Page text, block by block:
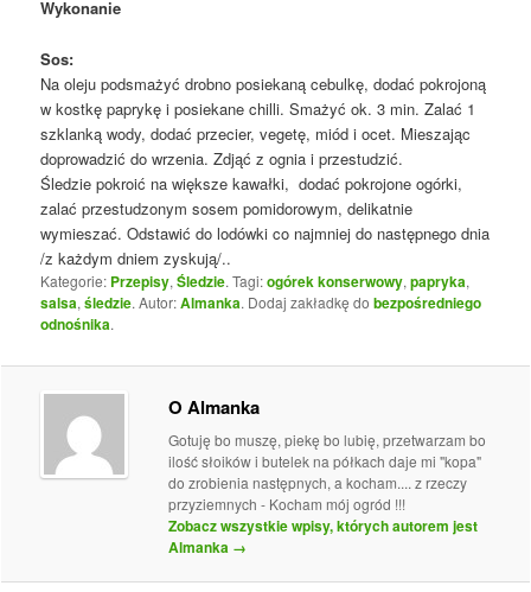
Wykonanie
Sos:
Na oleju podsmażyć drobno posiekaną cebulkę, dodać pokrojoną
w kostkę paprykę i posiekane chilli. Smażyć ok. 3 min. Zalać 1
szklanką wody, dodać przecier, vegetę, miód i ocet. Mieszając
doprowadzić do wrzenia. Zdjąć z ognia i przestudzić.
Śledzie pokroić na większe kawałki, dodać pokrojone ogórki,
zalać przestudzonym sosem pomidorowym, delikatnie
wymieszać. Odstawić do lodówki co najmniej do następnego dnia
/z każdym dniem zyskują/..
Kategorie: Przepisy,Śledzie. Tagi:ogórek konserwowy,papryka,
salsa,śledzie. Autor:Almanka. Dodaj zakładkę dobezpośredniego
odnośnika.
O Almanka
Gotuję bo muszę, piekę bo lubię, przetwarzam bo
ilość słoików i butelek na półkach daje mi "kopa"
do zrobienia następnych, a kocham.... z rzeczy
przyziemnych - Kocham mój ogród !!!
Zobacz wszystkie wpisy, których autorem jest
Almanka →